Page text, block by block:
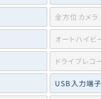
全方位カメラ
オートハイビ
ドライブレ
USB入力端子